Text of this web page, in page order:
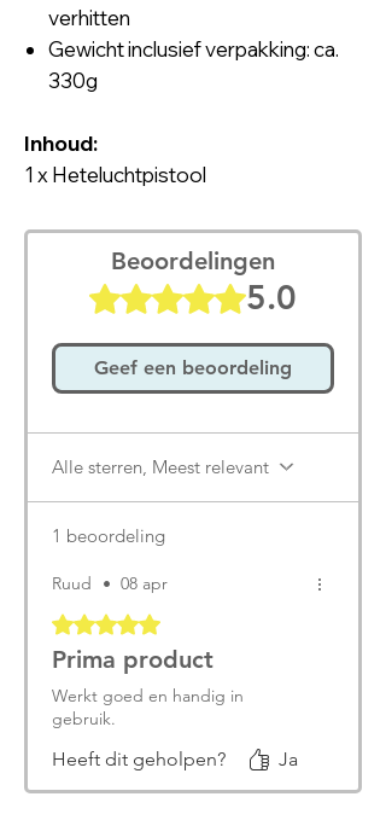
verhitten
Gewicht inclusief verpakking: ca.
330g
Inhoud:
1 x Heteluchtpistool
Beoordelingen
Beoordeeld met 5 uit 5 sterren.
5.0
Geef een beoordeling
Alle sterren, Meest relevant
1 beoordeling
Ruud • 08 apr
Beoordeeld met 5 uit 5 sterren.
Prima product
Werkt goed en handig in
gebruik.
Heeft dit geholpen? Ja